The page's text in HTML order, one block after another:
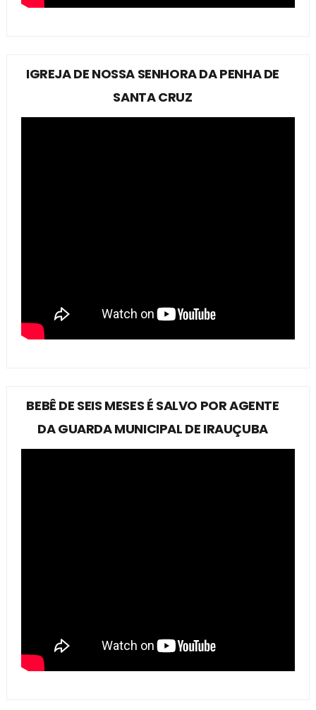
IGREJA DE NOSSA SENHORA DA PENHA DE
SANTA CRUZ
BEBÊ DE SEIS MESES É SALVO POR AGENTE
DA GUARDA MUNICIPAL DE IRAUÇUBA